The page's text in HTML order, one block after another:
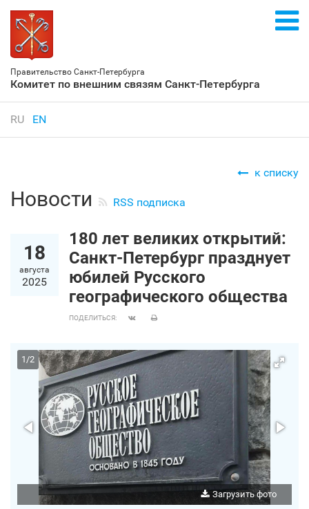
Правительство Санкт‑Петербурга
Комитет по внешним связям Санкт‑Петербурга
RU EN
к списку
Новости RSS подписка
18
августа
2025
180 лет великих открытий:
Санкт‑Петербург празднует
юбилей Русского
географического общества
ПОДЕЛИТЬСЯ:
Загрузить фото
1/2